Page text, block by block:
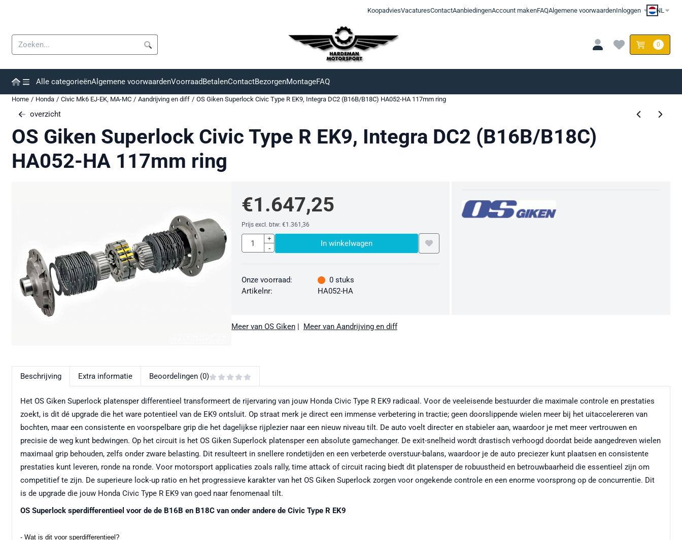
KoopadviesVacaturesContactAanbiedingenAccount makenFAQAlgemene voorwaardenInloggen NL
Zoeken
0
Alle categorieënAlgemene voorwaardenVoorraadBetalenContactBezorgenMontageFAQ
Home / Honda / Civic Mk6 EJ-EK, MA-MC / Aandrijving en diff / OS Giken Superlock Civic Type R EK9, Integra DC2 (B16B/B18C) HA052-HA 117mm ring
overzicht
OS Giken Superlock Civic Type R EK9, Integra DC2 (B16B/B18C)
HA052-HA 117mm ring
€1.647,25
Prijs excl. btw: €1.361,36
Aantal
+
-
In winkelwagen
Onze voorraad: 0 stuks
Artikelnr:
HA052-HA
Meer van OS Giken| Meer van Aandrijving en diff
Beschrijving Extra informatie Beoordelingen (0)
Het OS Giken Superlock platensper differentieel transformeert de rijervaring van jouw Honda Civic Type R EK9 radicaal. Voor de veeleisende bestuurder die maximale controle en prestaties
zoekt, is dit dé upgrade die het ware potentieel van de EK9 ontsluit. Op straat merk je direct een immense verbetering in tractie; geen doorslippende wielen meer bij het uitaccelereren van
bochten, maar een consistente en voorspelbare grip die het dagelijkse rijplezier naar een nieuw niveau tilt. De auto voelt directer en stabieler aan, waardoor je met meer vertrouwen en
precisie de weg kunt bedwingen. Op het circuit is het OS Giken Superlock platensper een absolute gamechanger. De exit-snelheid wordt drastisch verhoogd doordat beide aangedreven wielen
maximaal grip behouden, zelfs onder zware belasting. Dit resulteert in snellere rondetijden en een verbeterde overstuur-balans, waardoor je de auto preciezer kunt plaatsen en consistente
prestaties kunt leveren, ronde na ronde. Voor motorsport applicaties zoals rally, time attack of circuit racing biedt dit platensper de robuustheid en betrouwbaarheid die essentieel zijn om
competitief te zijn. De superieure lock-up ratio en het progressieve karakter van het OS Giken Superlock zorgen voor ongekende controle en een enorme voorsprong op de concurrentie. Dit
is de upgrade die jouw Honda Civic Type R EK9 van goed naar fenomenaal tilt.
OS Superlock sperdifferentieel voor de de B16B en B18C van onder andere de Civic Type R EK9
- Wat is dit voor sperdifferentieel?